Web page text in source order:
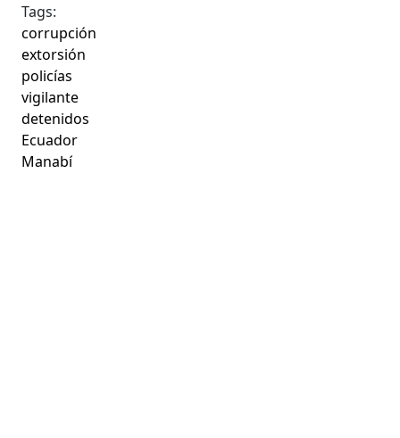
Tags:
corrupción
extorsión
policías
vigilante
detenidos
Ecuador
Manabí